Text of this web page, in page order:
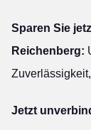
Sparen Sie
Reichenberg:
Jetzt